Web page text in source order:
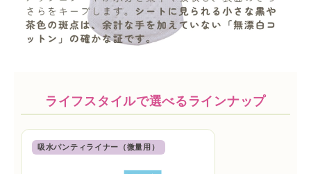
ライフスタイルで選べるラインナップ
吸水パンティライナー（微量用）